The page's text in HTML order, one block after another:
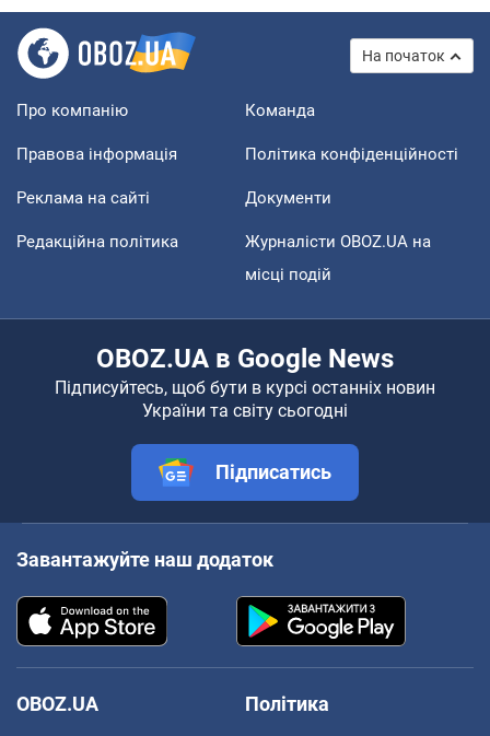
На початок
Про компанію Команда
Правова інформація Політика конфіденційності
Реклама на сайті Документи
Редакційна політика
Журналісти OBOZ.UA на
місці подій
OBOZ.UA в Google News
Підписуйтесь, щоб бути в курсі останніх новин
України та світу сьогодні
Підписатись
Завантажуйте наш додаток
OBOZ.UA
Політика